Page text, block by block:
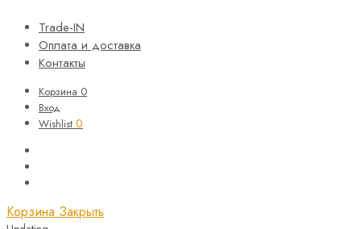
Trade-IN
Оплата и доставка
Контакты
Корзина 0
Вход
Wishlist 0
Корзина Закрыть